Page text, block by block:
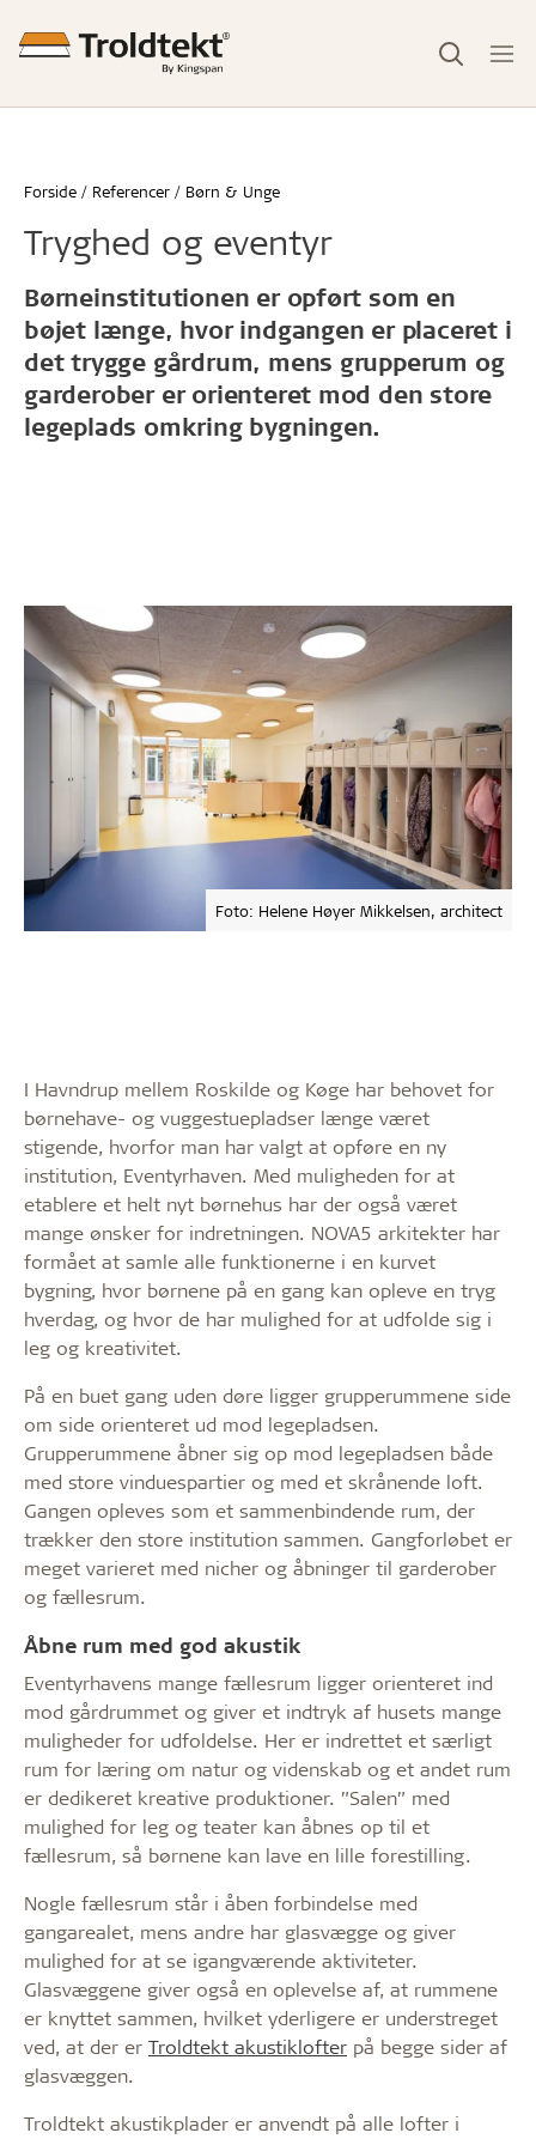
Forside Referencer Børn & Unge
Tryghed og eventyr
Børneinstitutionen er opført som en
bøjet længe, hvor indgangen er placeret i
det trygge gårdrum, mens grupperum og
garderober er orienteret mod den store
legeplads omkring bygningen.
Foto: Helene Høyer Mikkelsen, architect
I Havndrup mellem Roskilde og Køge har behovet for
børnehave- og vuggestuepladser længe været
stigende, hvorfor man har valgt at opføre en ny
institution, Eventyrhaven. Med muligheden for at
etablere et helt nyt børnehus har der også været
mange ønsker for indretningen. NOVA5 arkitekter har
formået at samle alle funktionerne i en kurvet
bygning, hvor børnene på en gang kan opleve en tryg
hverdag, og hvor de har mulighed for at udfolde sig i
leg og kreativitet.
På en buet gang uden døre ligger grupperummene side
om side orienteret ud mod legepladsen.
Grupperummene åbner sig op mod legepladsen både
med store vinduespartier og med et skrånende loft.
Gangen opleves som et sammenbindende rum, der
trækker den store institution sammen. Gangforløbet er
meget varieret med nicher og åbninger til garderober
og fællesrum.
Åbne rum med god akustik
Eventyrhavens mange fællesrum ligger orienteret ind
mod gårdrummet og giver et indtryk af husets mange
muligheder for udfoldelse. Her er indrettet et særligt
rum for læring om natur og videnskab og et andet rum
er dedikeret kreative produktioner. ”Salen” med
mulighed for leg og teater kan åbnes op til et
fællesrum, så børnene kan lave en lille forestilling.
Nogle fællesrum står i åben forbindelse med
gangarealet, mens andre har glasvægge og giver
mulighed for at se igangværende aktiviteter.
Glasvæggene giver også en oplevelse af, at rummene
er knyttet sammen, hvilket yderligere er understreget
ved, at der er Troldtekt akustiklofter på begge sider af
glasvæggen.
Troldtekt akustikplader er anvendt på alle lofter i